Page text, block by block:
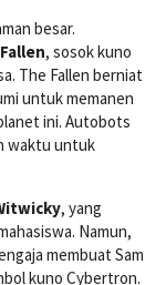
besar.
, sosok kuno
The Fallen berniat
untuk memanen
ini. Autobots
waktu untuk
, yang
Namun,
membuat Sam
kuno Cybertron.